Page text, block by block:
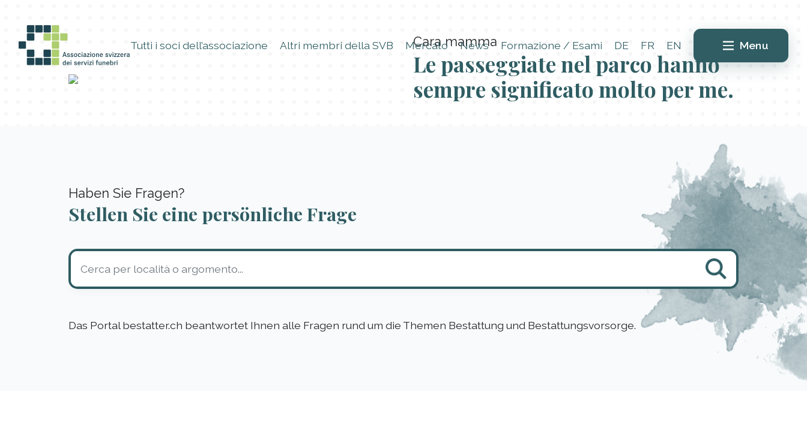
Tutti i soci dell’associazione Altri membri della SVB Mercato News Formazione / Esami DE FR EN Menu
Cara mamma
Le passeggiate nel parco hanno
sempre significato molto per me.
Haben Sie Fragen?
Stellen Sie eine persönliche Frage
Das Portal bestatter.ch beantwortet Ihnen alle Fragen rund um die Themen Bestattung und Bestattungsvorsorge.